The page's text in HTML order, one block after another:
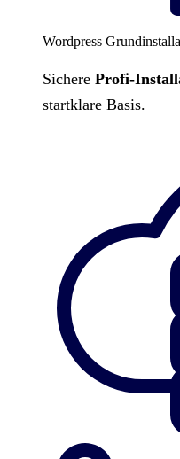
Wordpress
Sichere Profi-
startklare Basis.